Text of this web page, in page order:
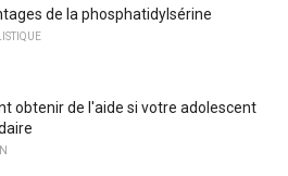
de la phosphatidylsérine
obtenir de l'aide si votre adolescent